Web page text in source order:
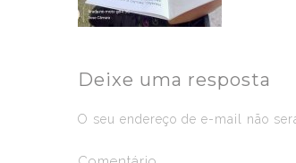
Deixe uma resposta
O seu endereço de e-mail não